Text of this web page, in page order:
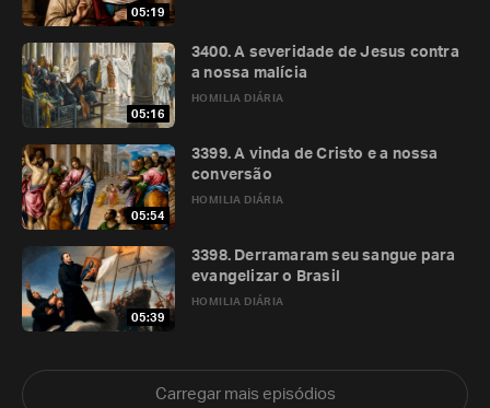
05:19
05:16
HOMILIA DIÁRIA
3400. A severidade de Jesus contra
a nossa malícia
05:54
HOMILIA DIÁRIA
3399. A vinda de Cristo e a nossa
conversão
05:39
HOMILIA DIÁRIA
3398. Derramaram seu sangue para
evangelizar o Brasil
Carregar mais episódios